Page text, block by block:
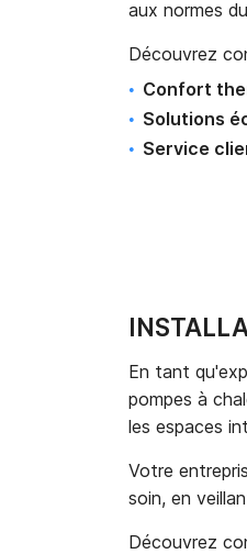
aux normes
Découvrez
Confort
Solutions
Service
En tant
pompes à
les espaces
Votre
soin, en
Découvrez